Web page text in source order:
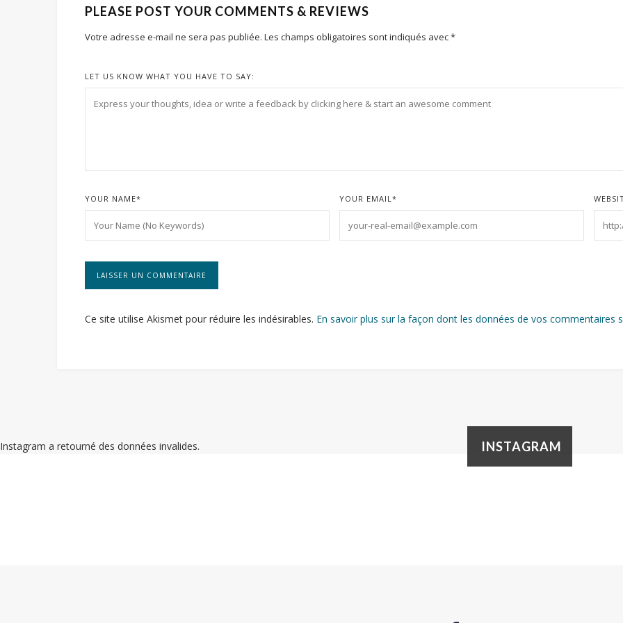
PLEASE POST YOUR COMMENTS & REVIEWS
Votre adresse e-mail ne sera pas publiée. Les champs obligatoires sont indiqués avec*
LET US KNOW WHAT YOU HAVE TO SAY:
YOUR NAME* YOUR EMAIL*
Ce site utilise Akismet pour réduire les indésirables. En savoir plus sur la façon dont les données de vos commentaires
INSTAGRAM
Instagram a retourné des données invalides.